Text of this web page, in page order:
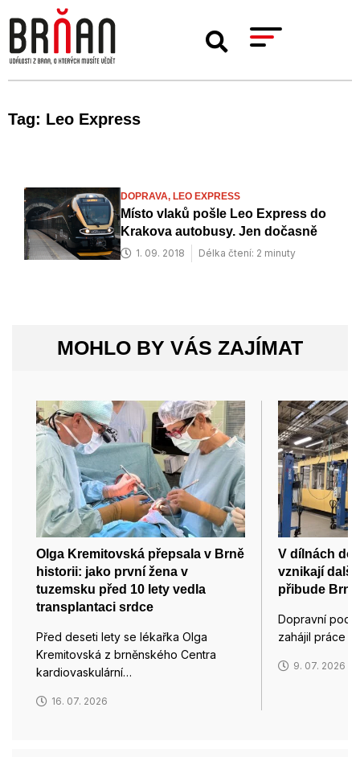
Tag: Leo Express
DOPRAVA, LEO EXPRESS
Místo vlaků pošle Leo Express do
Krakova autobusy. Jen dočasně
1. 09. 2018 Délka čtení: 2 minuty
MOHLO BY VÁS ZAJÍMAT
Olga Kremitovská přepsala v Brně
historii: jako první žena v
tuzemsku před 10 lety vedla
transplantaci srdce
Před deseti lety se lékařka Olga
Kremitovská z brněnského Centra
kardiovaskulární…
16. 07. 2026
V dílnách
vznikají další
přibude
Dopravní
zahájil práce
9. 07. 2026